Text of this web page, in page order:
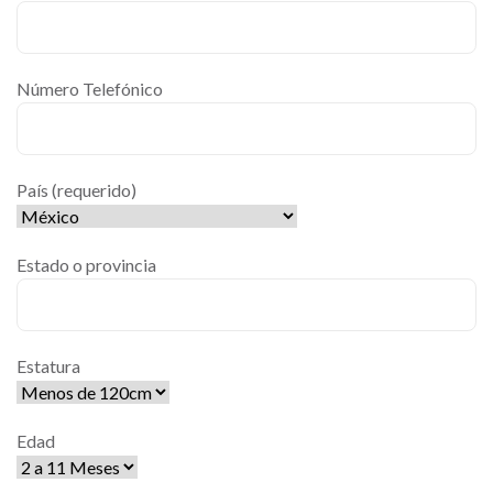
Número Telefónico
País (requerido)
Estado o provincia
Estatura
Edad